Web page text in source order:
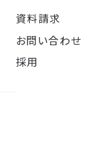
資料請求
お問い合わせ
採用